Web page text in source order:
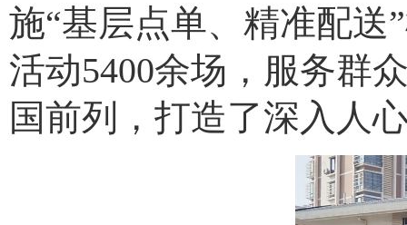
施“基层点单、精准配送
活动5400余场，服务群
国前列，打造了深入人